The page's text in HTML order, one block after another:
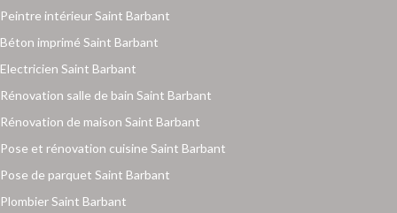
Peintre intérieur Saint Barbant
Béton imprimé Saint Barbant
Electricien Saint Barbant
Rénovation salle de bain Saint Barbant
Rénovation de maison Saint Barbant
Pose et rénovation cuisine Saint Barbant
Pose de parquet Saint Barbant
Plombier Saint Barbant